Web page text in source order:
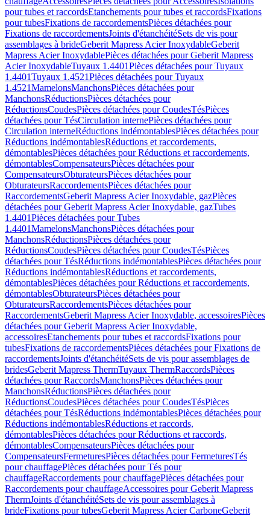
pour tubes et raccordsEtanchements pour tubes et raccordsFixations
pour tubesFixations de raccordementsPièces détachées pour
Fixations de raccordementsJoints d'étanchéitéSets de vis pour
assemblages à brideGeberit Mapress Acier InoxydableGeberit
Mapress Acier InoxydablePièces détachées pour Geberit Mapress
Acier InoxydableTuyaux 1.4401Pièces détachées pour Tuyaux
1.4401Tuyaux 1.4521Pièces détachées pour Tuyaux
1.4521MamelonsManchonsPièces détachées pour
ManchonsRéductionsPièces détachées pour
RéductionsCoudesPièces détachées pour CoudesTésPièces
détachées pour TésCirculation internePièces détachées pour
Circulation interneRéductions indémontablesPièces détachées pour
Réductions indémontablesRéductions et raccordements,
démontablesPièces détachées pour Réductions et raccordements,
démontablesCompensateursPièces détachées pour
CompensateursObturateursPièces détachées pour
ObturateursRaccordementsPièces détachées pour
RaccordementsGeberit Mapress Acier Inoxydable, gazPièces
détachées pour Geberit Mapress Acier Inoxydable, gazTubes
1.4401Pièces détachées pour Tubes
1.4401MamelonsManchonsPièces détachées pour
ManchonsRéductionsPièces détachées pour
RéductionsCoudesPièces détachées pour CoudesTésPièces
détachées pour TésRéductions indémontablesPièces détachées pour
Réductions indémontablesRéductions et raccordements,
démontablesPièces détachées pour Réductions et raccordements,
démontablesObturateursPièces détachées pour
ObturateursRaccordementsPièces détachées pour
RaccordementsGeberit Mapress Acier Inoxydable, accessoiresPièces
détachées pour Geberit Mapress Acier Inoxydable,
accessoiresEtanchements pour tubes et raccordsFixations pour
tubesFixations de raccordementsPièces détachées pour Fixations de
raccordementsJoints d'étanchéitéSets de vis pour assemblages de
bridesGeberit Mapress ThermTuyaux ThermRaccordsPièces
détachées pour RaccordsManchonsPièces détachées pour
ManchonsRéductionsPièces détachées pour
RéductionsCoudesPièces détachées pour CoudesTésPièces
détachées pour TésRéductions indémontablesPièces détachées pour
Réductions indémontablesRéductions et raccords,
démontablesPièces détachées pour Réductions et raccords,
démontablesCompensateursPièces détachées pour
CompensateursFermeturesPièces détachées pour FermeturesTés
pour chauffagePièces détachées pour Tés pour
chauffageRaccordements pour chauffagePièces détachées pour
Raccordements pour chauffageAccessoires pour Geberit Mapress
ThermJoints d'étanchéitéSets de vis pour assemblages à
brideFixations pour tubesGeberit Mapress Acier CarboneGeberit